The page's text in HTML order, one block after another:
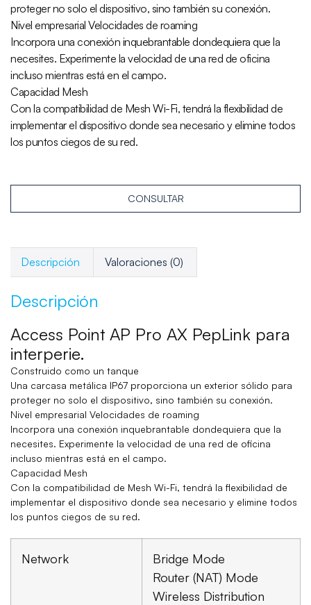
proteger no solo el dispositivo, sino también su conexión.
Nivel empresarial Velocidades de roaming
Incorpora una conexión inquebrantable dondequiera que la
necesites. Experimente la velocidad de una red de oficina
incluso mientras está en el campo.
Capacidad Mesh
Con la compatibilidad de Mesh Wi-Fi, tendrá la flexibilidad de
implementar el dispositivo donde sea necesario y elimine todos
los puntos ciegos de su red.
CONSULTAR
Descripción Valoraciones (0)
Descripción
Access Point AP Pro AX PepLink para
interperie.
Construido como un tanque
Una carcasa metálica IP67 proporciona un exterior sólido para
proteger no solo el dispositivo, sino también su conexión.
Nivel empresarial Velocidades de roaming
Incorpora una conexión inquebrantable dondequiera que la
necesites. Experimente la velocidad de una red de oficina
incluso mientras está en el campo.
Capacidad Mesh
Con la compatibilidad de Mesh Wi-Fi, tendrá la flexibilidad de
implementar el dispositivo donde sea necesario y elimine todos
los puntos ciegos de su red.
Network
Bridge Mode
Router (NAT) Mode
Wireless Distribution